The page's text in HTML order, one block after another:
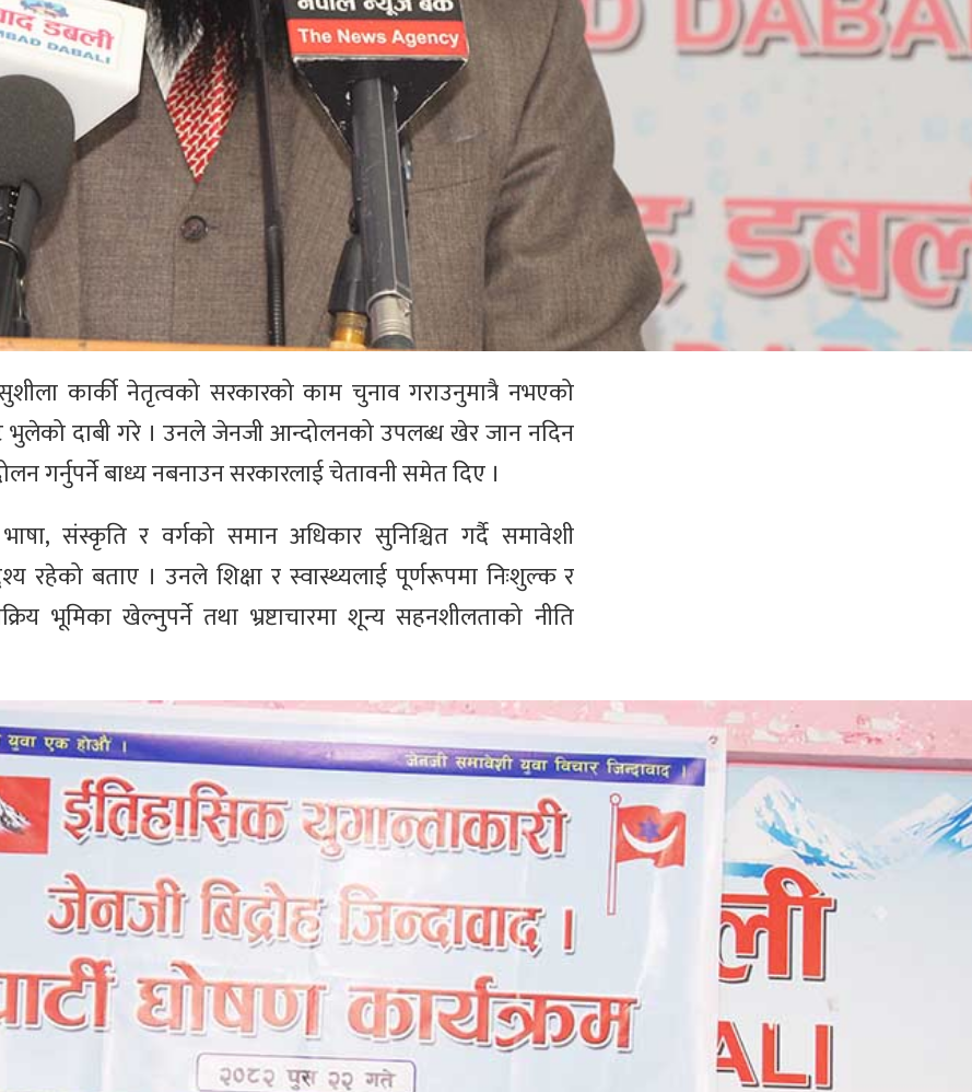
कार्की नेतृत्वको सरकारको काम चुनाव गराउनुमात्रै नभएको
भुलेको दाबी गरे । उनले जेनजी आन्दोलनको उपलब्ध खेर जान नदिन
गर्नुपर्ने बाध्य नबनाउन सरकारलाई चेतावनी समेत दिए ।
संस्कृति र वर्गको समान अधिकार सुनिश्चित गर्दै समावेशी
रहेको बताए । उनले शिक्षा र स्वास्थ्यलाई पूर्णरूपमा निःशुल्क र
भूमिका खेल्नुपर्ने तथा भ्रष्टाचारमा शून्य सहनशीलताको नीति